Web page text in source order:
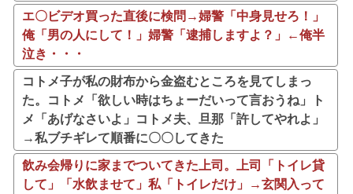
エ〇ビデオ買った直後に検問→婦警「中身見せろ！」
俺「男の人にして！」婦警「逮捕しますよ？」←俺半
泣き・・・
コトメ子が私の財布から金盗むところを見てしまっ
た。コトメ「欲しい時はちょーだいって言おうね」ト
メ「あげなさいよ」コトメ夫、旦那「許してやれよ」
→私ブチギレて順番に〇〇してきた
飲み会帰りに家までついてきた上司。上司「トイレ貸
して」「水飲ませて」私「トイレだけ」→玄関入って